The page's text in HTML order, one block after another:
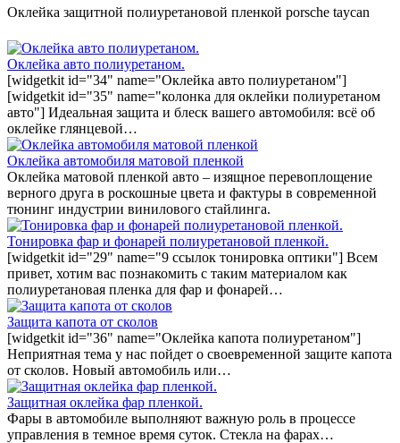
Оклейка защитной полиуретановой пленкой porsche taycan
Оклейка авто полиуретаном.
[widgetkit id="34" name="Оклейка авто полиуретаном"]
[widgetkit id="35" name="колонка для оклейки полиуретаном
авто"] Идеальная защита и блеск вашего автомобиля: всё об
оклейке глянцевой…
Оклейка автомобиля матовой пленкой
Оклейка матовой пленкой авто – изящное перевоплощение
верного друга в роскошные цвета и фактуры в современной
тюнинг индустрии винилового стайлинга.
Тонировка фар и фонарей полиуретановой пленкой.
[widgetkit id="29" name="9 ссылок тонировка оптики"] Всем
привет, хотим вас познакомить с таким материалом как
полиуретановая пленка для фар и фонарей…
Защита капота от сколов
[widgetkit id="36" name="Оклейка капота полиуретаном"]
Неприятная тема у нас пойдет о своевременной защите капота
от сколов. Новый автомобиль или…
Защитная оклейка фар пленкой.
Фары в автомобиле выполняют важную роль в процессе
управления в темное время суток. Стекла на фарах…